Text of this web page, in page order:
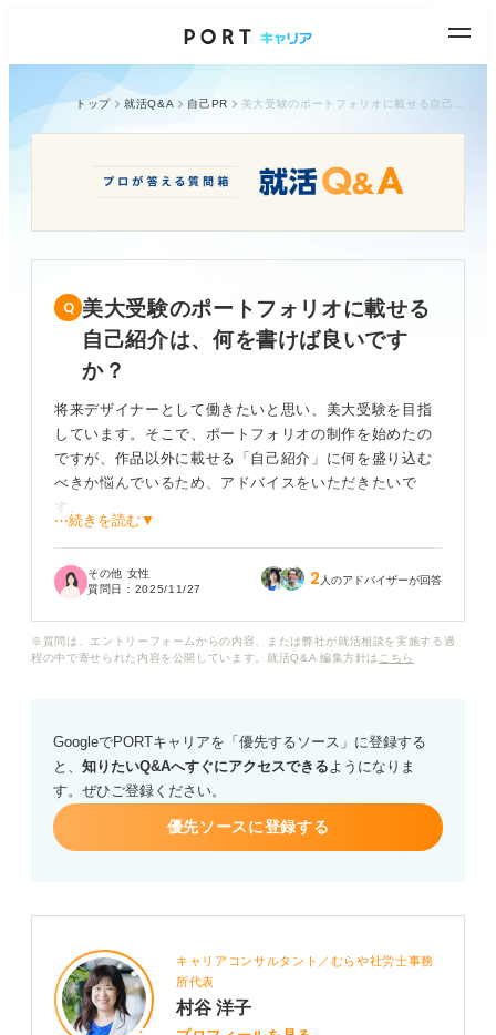
トップ 就活Q&A 自己PR
美大受験のポートフォリオに載せる
自己紹介は、何を書けば良いです
か？
将来デザイナーとして働きたいと思い、美大受験を目指
しています。そこで、ポートフォリオの制作を始めたの
ですが、作品以外に載せる「自己紹介」に何を盛り込む
べきか悩んでいるため、アドバイスをいただきたいで
す。
制作に対する姿勢を伝えたいのですが、ただ文章を書く
美大のポートフォリオに載せる自己紹介では、一般的に
⋯続きを読む▼
その他 女性
質問日： 2025/11/27 2 人のアドバイザーが回答
※質問は、エントリーフォームからの内容、または弊社が就活相談を実施する過
程の中で寄せられた内容を公開しています。就活Q&A 編集方針は こちら
GoogleでPORTキャリアを「優先するソース」に登録する
と、 知りたいQ&Aへすぐにアクセスできるようになりま
す。ぜひご登録ください。
優先ソースに登録する
キャリアコンサルタント／むらや社労士事務
所代表
村谷 洋子